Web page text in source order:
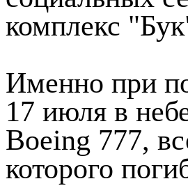
комплекс
Именно при
17 июля в
Boeing 777,
которого